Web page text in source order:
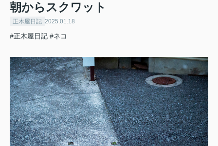
朝からスクワット
正木屋日記 2025.01.18
#正木屋日記 #ネコ